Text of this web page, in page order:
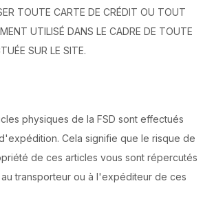
TOUTE CARTE DE CRÉDIT OU TOUT
UTILISÉ DANS LE CADRE DE TOUTE
SUR LE SITE.
physiques de la FSD sont effectués
Cela signifie que le risque de
de ces articles vous sont répercutés
transporteur ou à l'expéditeur de ces